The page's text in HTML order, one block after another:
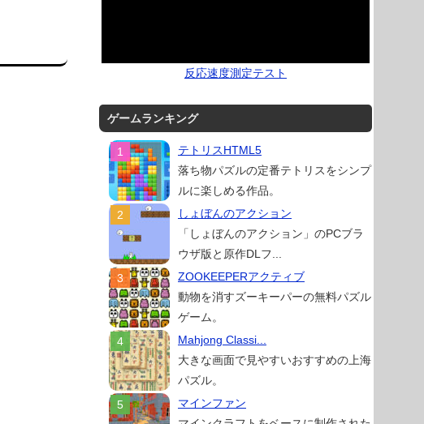
反応速度測定テスト
ゲームランキング
テトリスHTML5
落ち物パズルの定番テトリスをシンプ
ルに楽しめる作品。
しょぼんのアクション
「しょぼんのアクション」のPCブラ
ウザ版と原作DLフ...
ZOOKEEPERアクティブ
動物を消すズーキーパーの無料パズル
ゲーム。
Mahjong Classi...
大きな画面で見やすいおすすめの上海
パズル。
マインファン